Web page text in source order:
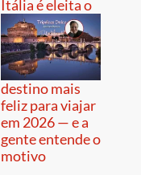
Itália é eleita o
destino mais
feliz para viajar
em 2026 — e a
gente entende o
motivo